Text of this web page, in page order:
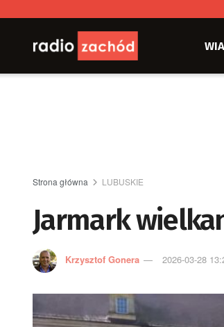
Strona główna LUBUSKIE
Jarmark
Krzysztof Gonera 2026-03-28